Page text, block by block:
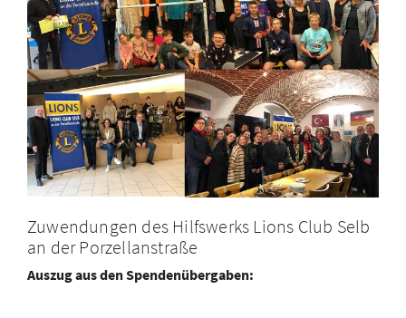
Zuwendungen des Hilfswerks Lions Club Selb
an der Porzellanstraße
Auszug aus den Spendenübergaben: